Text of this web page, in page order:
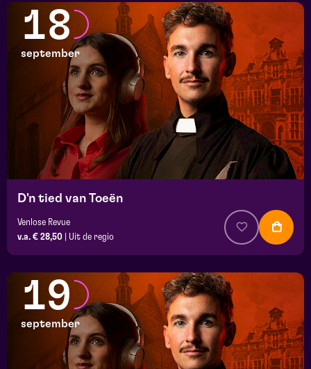
18
september
D'n tied van Toeën
Venlose Revue
v.a. € 28,50
Uit de regio
19
september